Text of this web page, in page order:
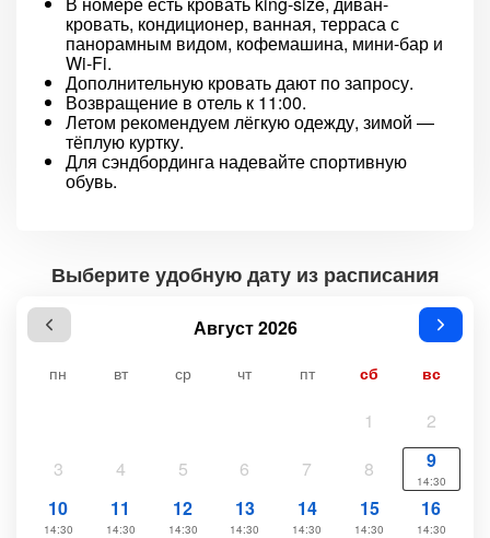
кровать, кондиционер, ванная, терраса с
панорамным видом, кофемашина, мини-бар и
Wi-Fi.
Дополнительную кровать дают по запросу.
Возвращение в отель к 11:00.
Летом рекомендуем лёгкую одежду, зимой —
тёплую куртку.
Для сэндбординга надевайте спортивную
обувь.
Выберите удобную дату из расписания
Август 2026
пн вт ср чт пт сб вс
1
2
3
4 5 6 7 8 9
14:30
10
14:30
11
14:30
12
14:30
13
14:30
14
14:30
15
14:30
16
14:30